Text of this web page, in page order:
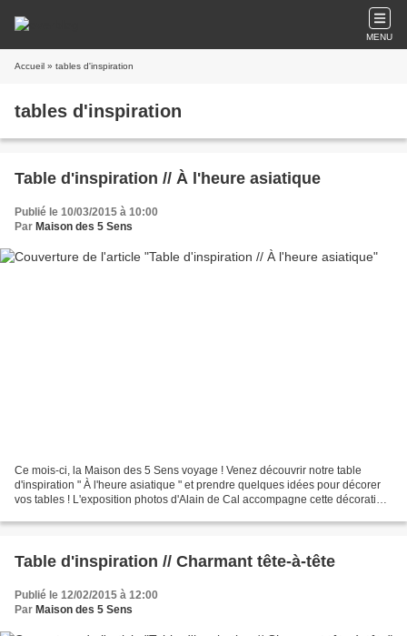
MENU
Accueil » tables d'inspiration
tables d'inspiration
Table d'inspiration // À l'heure asiatique
Publié le 10/03/2015 à 10:00
Par Maison des 5 Sens
Ce mois-ci, la Maison des 5 Sens voyage ! Venez découvrir notre table
d'inspiration " À l'heure asiatique " et prendre quelques idées pour décorer
vos tables ! L'exposition photos d'Alain de Cal accompagne cette décoration
Table d'inspiration // Charmant tête-à-tête
Publié le 12/02/2015 à 12:00
Par Maison des 5 Sens